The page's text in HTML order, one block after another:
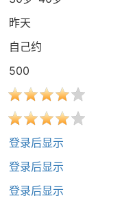
昨天
自己约
500
登录后显示
登录后显示
登录后显示